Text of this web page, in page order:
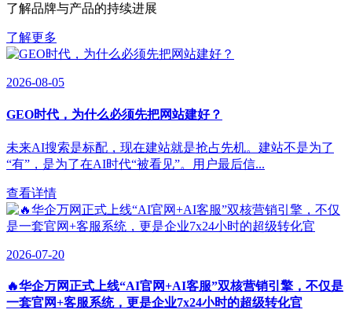
了解品牌与产品的持续进展
了解更多
2026-08-05
GEO时代，为什么必须先把网站建好？
未来AI搜索是标配，现在建站就是抢占先机。建站不是为了
“有”，是为了在AI时代“被看见”。用户最后信...
查看详情
2026-07-20
🔥华企万网正式上线“AI官网+AI客服”双核营销引擎，不仅是
一套官网+客服系统，更是企业7x24小时的超级转化官